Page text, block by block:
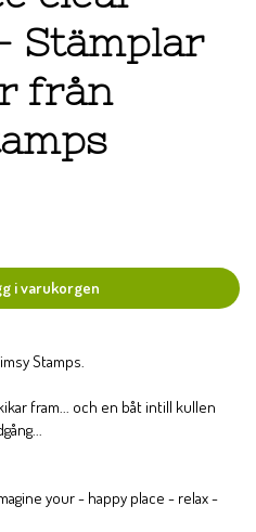
Stämplar
från
i varukorgen
Stamps.
fram... och en båt intill kullen
your - happy place - relax -